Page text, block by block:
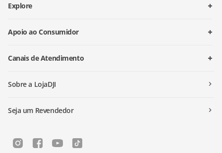
Explore
Apoio ao Consumidor
Canais de Atendimento
Sobre a LojaDJI
Seja um Revendedor